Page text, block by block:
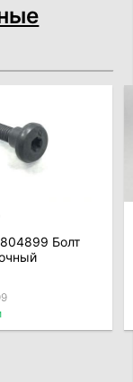
Болт